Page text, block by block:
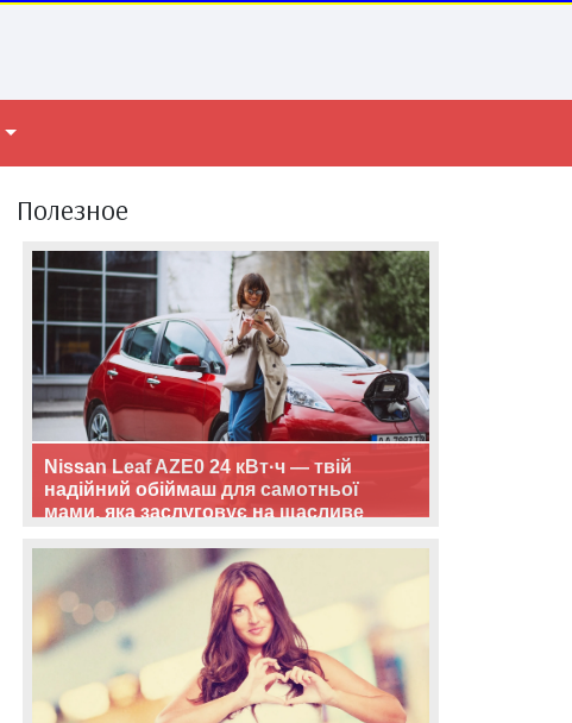
Полезное
Nissan Leaf AZE0 24 кВт·ч — твій
надійний обіймаш для самотньої
мами, яка заслуговує на щасливе